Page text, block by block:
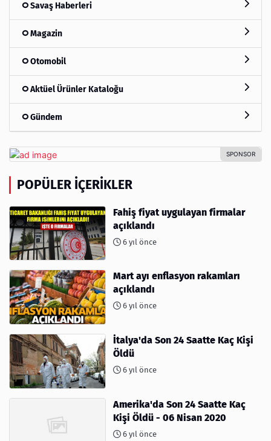
Savaş Haberleri
Magazin
Otomobil
Aktüel Ürünler Kataloğu
Gündem
POPÜLER İÇERIKLER
Fahiş fiyat uygulayan firmalar
açıklandı
6 yıl önce
Mart ayı enflasyon rakamları
açıklandı
6 yıl önce
İtalya'da Son 24 Saatte Kaç Kişi
Öldü
6 yıl önce
Amerika'da Son 24 Saatte Kaç
Kişi Öldü - 06 Nisan 2020
6 yıl önce